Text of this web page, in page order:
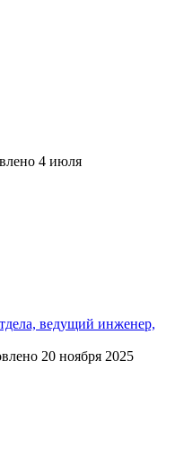
4 июля
ведущий инженер,
20 ноября 2025